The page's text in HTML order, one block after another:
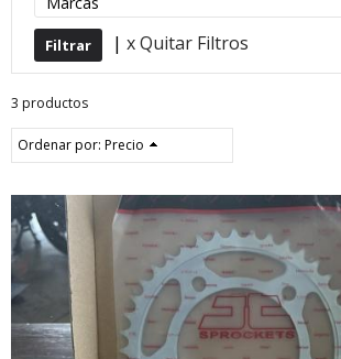
| x Quitar Filtros
3 productos
Ordenar por: Precio